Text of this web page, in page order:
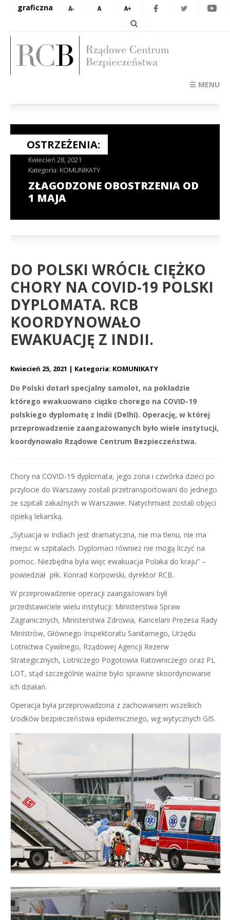
graficzna
☰ MENU
OSTRZEŻENIA:
Kwiecień 28, 2021
Kategoria: KOMUNIKATY
ZŁAGODZONE OBOSTRZENIA OD
1 MAJA
DO POLSKI WRÓCIŁ CIĘŻKO
CHORY NA COVID-19 POLSKI
DYPLOMATA. RCB
KOORDYNOWAŁO
EWAKUACJĘ Z INDII.
Kwiecień 25, 2021 Kategoria: KOMUNIKATY
Do Polski dotarł specjalny samolot, na pokładzie
którego ewakuowano ciężko chorego na COVID-19
polskiego dyplomatę z Indii (Delhi). Operację, w której
przeprowadzenie zaangażowanych było wiele instytucji,
koordynowało Rządowe Centrum Bezpieczeństwa.
Chory na COVID-19 dyplomata, jego żona i czwórka dzieci po
przylocie do Warszawy zostali przetransportowani do jednego
ze szpitali zakaźnych w Warszawie. Natychmiast zostali objęci
opieką lekarską.
„Sytuacja w Indiach jest dramatyczna, nie ma tlenu, nie ma
miejsc w szpitalach. Dyplomaci również nie mogą liczyć na
pomoc. Niezbędna była więc ewakuacja Polaka do kraju” –
powiedział płk. Konrad Korpowski, dyrektor RCB.
W przeprowadzenie operacji zaangażowani byli
przedstawiciele wielu instytucji: Ministerstwa Spraw
Zagranicznych, Ministerstwa Zdrowia, Kancelarii Prezesa Rady
Ministrów, Głównego Inspektoratu Sanitarnego, Urzędu
Lotnictwa Cywilnego, Rządowej Agencji Rezerw
Strategicznych, Lotniczego Pogotowia Ratowniczego oraz PL
LOT, stąd szczególnie ważne było sprawne skoordynowanie
ich działań.
Operacja była przeprowadzona z zachowaniem wszelkich
środków bezpieczeństwa epidemicznego, wg wytycznych GIS.